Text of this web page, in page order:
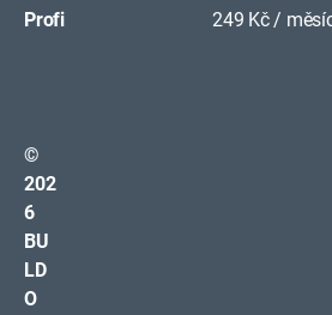
Profi 249 Kč /
©
202
6
BU
LD
O